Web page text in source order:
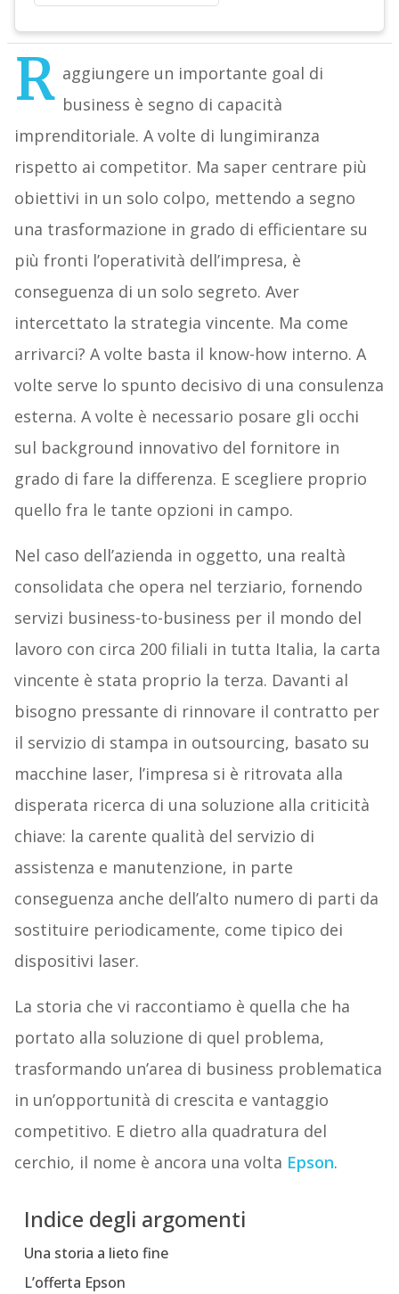
R aggiungere un importante goal di
business è segno di capacità
imprenditoriale. A volte di lungimiranza
rispetto ai competitor. Ma saper centrare più
obiettivi in un solo colpo, mettendo a segno
una trasformazione in grado di efficientare su
più fronti l’operatività dell’impresa, è
conseguenza di un solo segreto. Aver
intercettato la strategia vincente. Ma come
arrivarci? A volte basta il know-how interno. A
volte serve lo spunto decisivo di una consulenza
esterna. A volte è necessario posare gli occhi
sul background innovativo del fornitore in
grado di fare la differenza. E scegliere proprio
quello fra le tante opzioni in campo.
Nel caso dell’azienda in oggetto, una realtà
consolidata che opera nel terziario, fornendo
servizi business-to-business per il mondo del
lavoro con circa 200 filiali in tutta Italia, la carta
vincente è stata proprio la terza. Davanti al
bisogno pressante di rinnovare il contratto per
il servizio di stampa in outsourcing, basato su
macchine laser, l’impresa si è ritrovata alla
disperata ricerca di una soluzione alla criticità
chiave: la carente qualità del servizio di
assistenza e manutenzione, in parte
conseguenza anche dell’alto numero di parti da
sostituire periodicamente, come tipico dei
dispositivi laser.
La storia che vi raccontiamo è quella che ha
portato alla soluzione di quel problema,
trasformando un’area di business problematica
in un’opportunità di crescita e vantaggio
competitivo. E dietro alla quadratura del
cerchio, il nome è ancora una volta Epson.
Indice degli argomenti
Una storia a lieto fine
L’offerta Epson